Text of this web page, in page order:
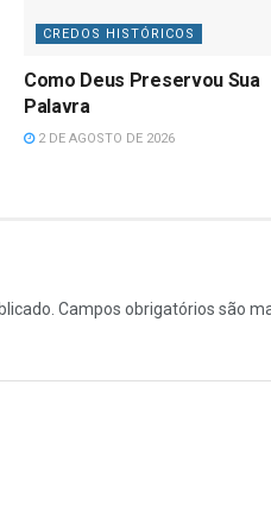
CREDOS HISTÓRICOS
Como Deus Preservou Sua
Palavra
2 DE AGOSTO DE 2026
Campos obrigatórios são